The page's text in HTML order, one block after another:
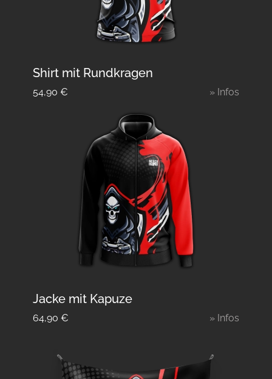
Shirt mit Rundkragen
54,90 € » Infos
Jacke mit Kapuze
64,90 € » Infos